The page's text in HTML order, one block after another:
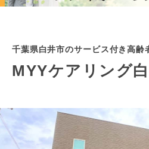
千葉県白井市のサービス付き高齢
MYYケアリング